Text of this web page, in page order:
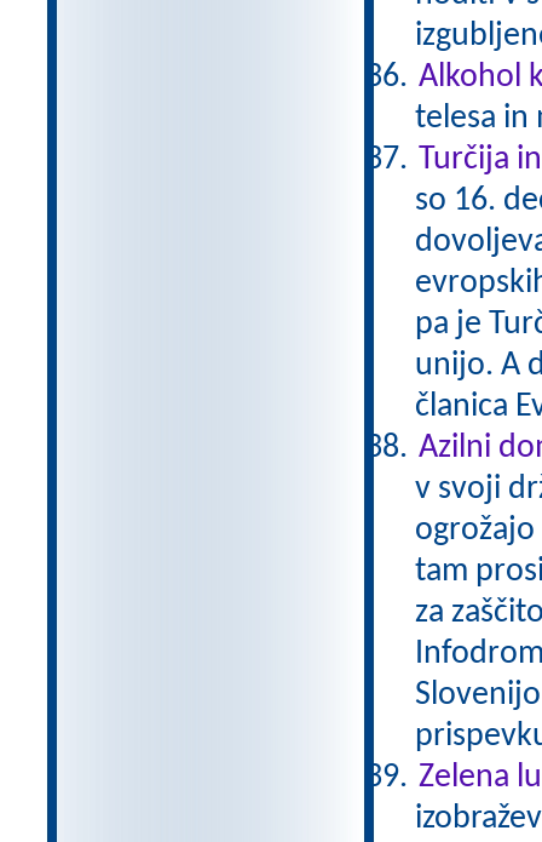
Alkohol
telesa in
Turčija
so 16.
pa je
unijo. A
članica
Azilni
v svoji
ogrožajo
tam
za
Zelena